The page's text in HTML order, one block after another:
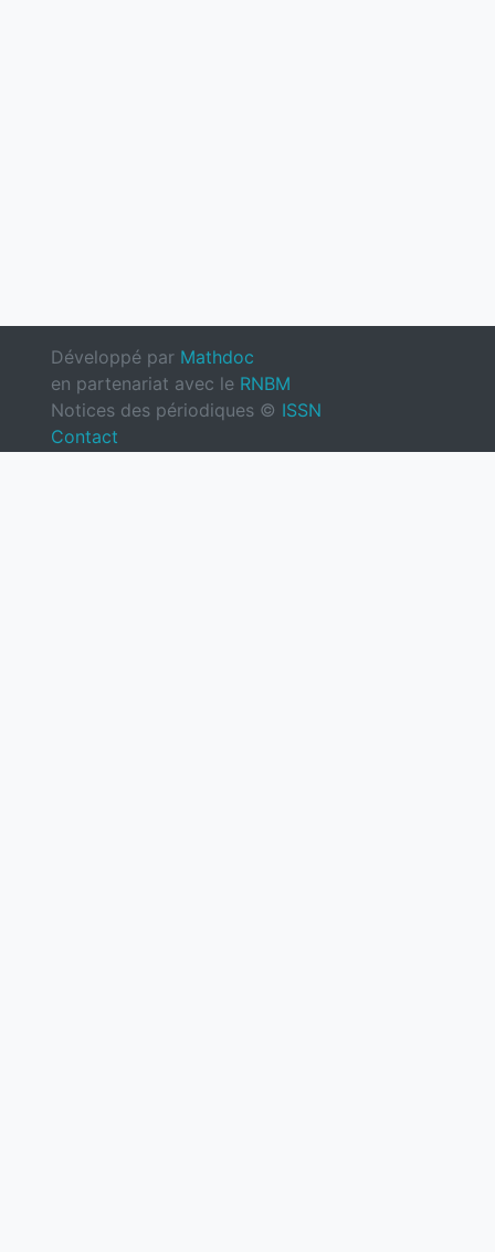
Développé par Mathdoc
en partenariat avec le RNBM
Notices des périodiques © ISSN
Contact